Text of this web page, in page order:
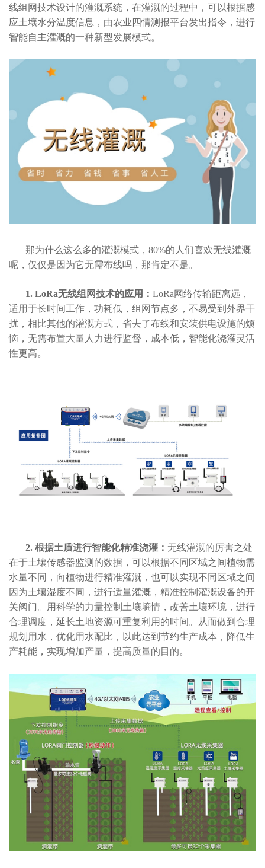
线组网技术设计的灌溉系统，在灌溉的过程中，可以根据感
应土壤水分温度信息，由农业四情测报平台发出指令，进行
智能自主灌溉的一种新型发展模式。
那为什么这么多的灌溉模式，80%的人们喜欢无线灌溉
呢，仅仅是因为它无需布线吗，那肯定不是。
1. LoRa无线组网技术的应用： LoRa网络传输距离远，
适用于长时间工作，功耗低，组网节点多，不易受到外界干
扰，相比其他的灌溉方式，省去了布线和安装供电设施的烦
恼，无需布置大量人力进行监督，成本低，智能化浇灌灵活
性更高。
2. 根据土质进行智能化精准浇灌： 无线灌溉的厉害之处
在于土壤传感器监测的数据，可以根据不同区域之间植物需
水量不同，向植物进行精准灌溉，也可以实现不同区域之间
因为土壤湿度不同，进行适量灌溉，精准控制灌溉设备的开
关阀门。用科学的力量控制土壤墒情，改善土壤环境，进行
合理调度，延长土地资源可重复利用的时间。从而做到合理
规划用水，优化用水配比，以此达到节约生产成本，降低生
产耗能，实现增加产量，提高质量的目的。